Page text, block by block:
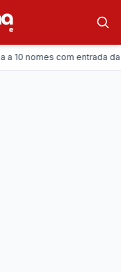
nomes com entrada da